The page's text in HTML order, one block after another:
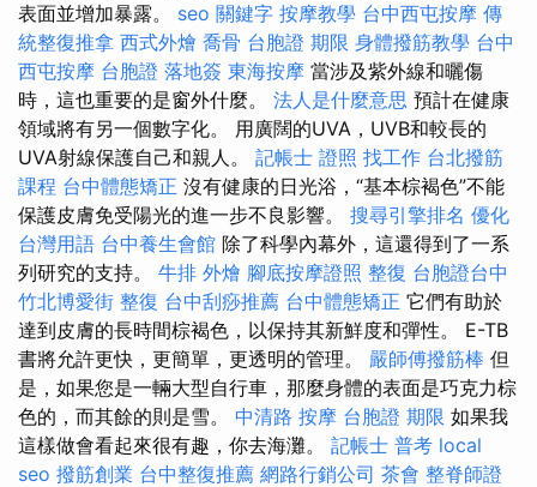
表面並增加暴露。 seo 關鍵字 按摩教學 台中西屯按摩 傳
統整復推拿 西式外燴 喬骨 台胞證 期限 身體撥筋教學 台中
西屯按摩 台胞證 落地簽 東海按摩 當涉及紫外線和曬傷
時，這也重要的是窗外什麼。 法人是什麼意思 預計在健康
領域將有另一個數字化。 用廣闊的UVA，UVB和較長的
UVA射線保護自己和親人。 記帳士 證照 找工作 台北撥筋
課程 台中體態矯正 沒有健康的日光浴，“基本棕褐色”不能
保護皮膚免受陽光的進一步不良影響。 搜尋引擎排名 優化
台灣用語 台中養生會館 除了科學內幕外，這還得到了一系
列研究的支持。 牛排 外燴 腳底按摩證照 整復 台胞證台中
竹北博愛街 整復 台中刮痧推薦 台中體態矯正 它們有助於
達到皮膚的長時間棕褐色，以保持其新鮮度和彈性。 E-TB
書將允許更快，更簡單，更透明的管理。 嚴師傅撥筋棒 但
是，如果您是一輛大型自行車，那麼身體的表面是巧克力棕
色的，而其餘的則是雪。 中清路 按摩 台胞證 期限 如果我
這樣做會看起來很有趣，你去海灘。 記帳士 普考 local
seo 撥筋創業 台中整復推薦 網路行銷公司 茶會 整脊師證